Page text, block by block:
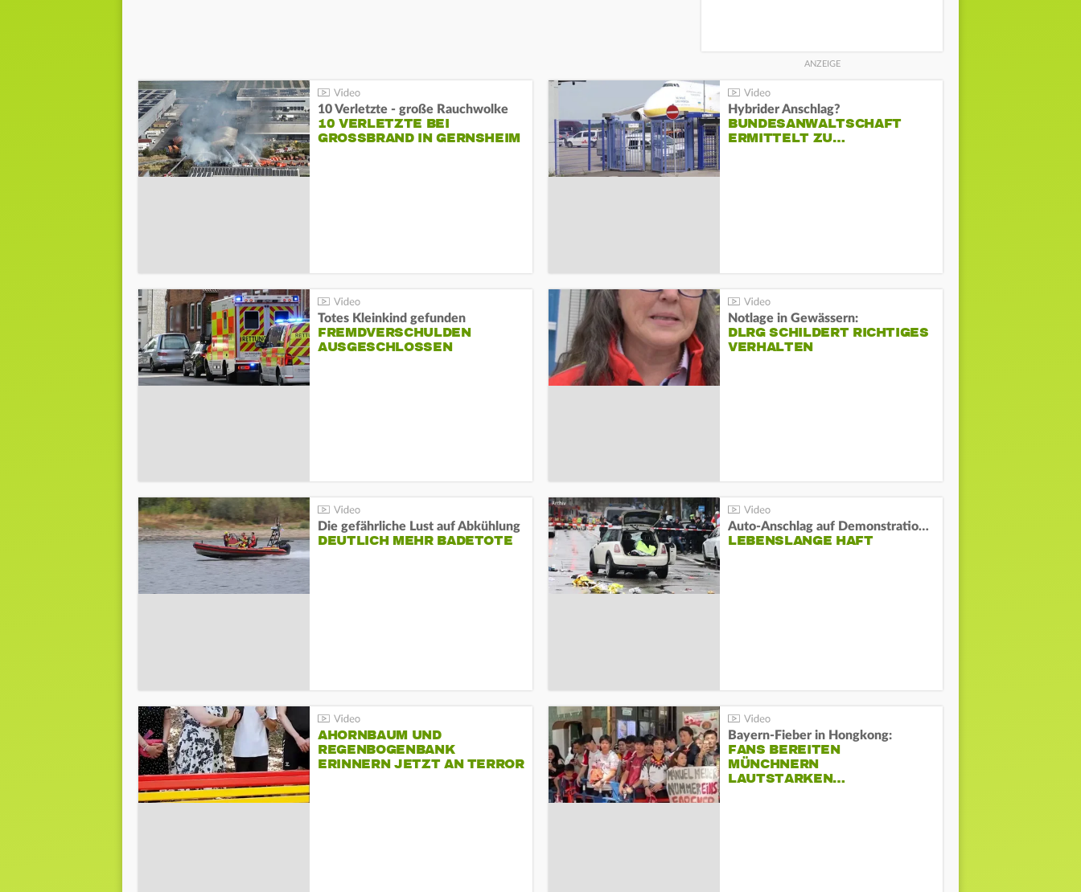
10 Verletzte - große Rauchwolke
10 VERLETZTE BEI
GROSSBRAND IN GERNSHEIM
Hybrider Anschlag?
BUNDESANWALTSCHAFT
ERMITTELT ZU…
Totes Kleinkind gefunden
FREMDVERSCHULDEN
AUSGESCHLOSSEN
Notlage in Gewässern:
DLRG SCHILDERT RICHTIGES
VERHALTEN
Die gefährliche Lust auf Abkühlung
DEUTLICH MEHR BADETOTE
Auto-Anschlag auf Demonstration in München:
LEBENSLANGE HAFT
AHORNBAUM UND
REGENBOGENBANK
ERINNERN JETZT AN TERROR
Bayern-Fieber in Hongkong:
FANS BEREITEN
MÜNCHNERN
LAUTSTARKEN…